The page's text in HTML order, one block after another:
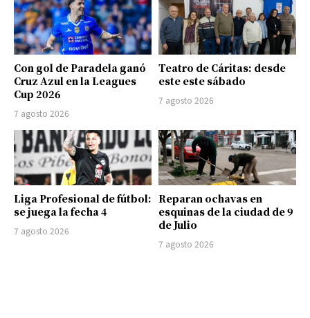
Con gol de Paradela ganó
Cruz Azul en la Leagues
Cup 2026
7 agosto 2026
Teatro de Cáritas: desde
este este sábado
7 agosto 2026
Liga Profesional de fútbol:
se juega la fecha 4
7 agosto 2026
Reparan ochavas en
esquinas de la ciudad de 9
de Julio
7 agosto 2026